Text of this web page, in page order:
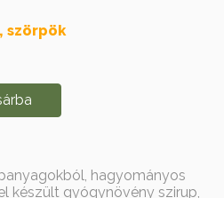
szörpök
hagyományos
készült gyógynövény szirup,